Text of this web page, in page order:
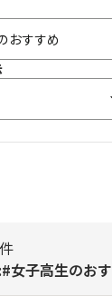
女子高生のお